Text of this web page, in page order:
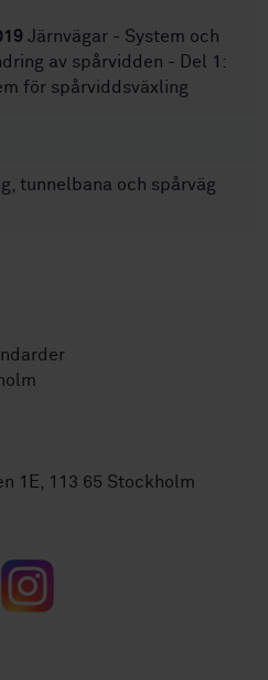
Järnvägar - System och
av spårvidden - Del 1:
för spårviddsväxling
tunnelbana och spårväg
1E, 113 65 Stockholm
Instagram